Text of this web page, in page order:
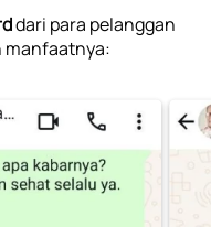
dari para pelanggan
manfaatnya: